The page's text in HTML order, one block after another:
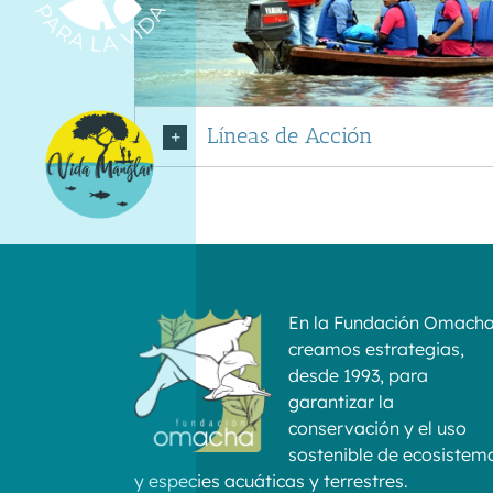
Líneas de Acción
En la Fundación Omacha
creamos estrategias,
desde 1993, para
garantizar la
conservación y el uso
sostenible de
y especies acuáticas y terrestres.